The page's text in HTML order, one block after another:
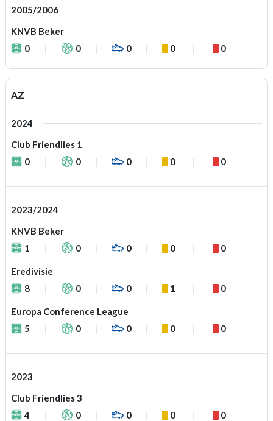
2005/2006
KNVB Beker
0
0 0 0 0
AZ
2024
Club Friendlies 1
0
0 0 0 0
2023/2024
KNVB Beker
1
0 0 0 0
Eredivisie
8
0 0 1 0
Europa Conference League
5
0 0 0 0
2023
Club Friendlies 3
4
0 0 0 0